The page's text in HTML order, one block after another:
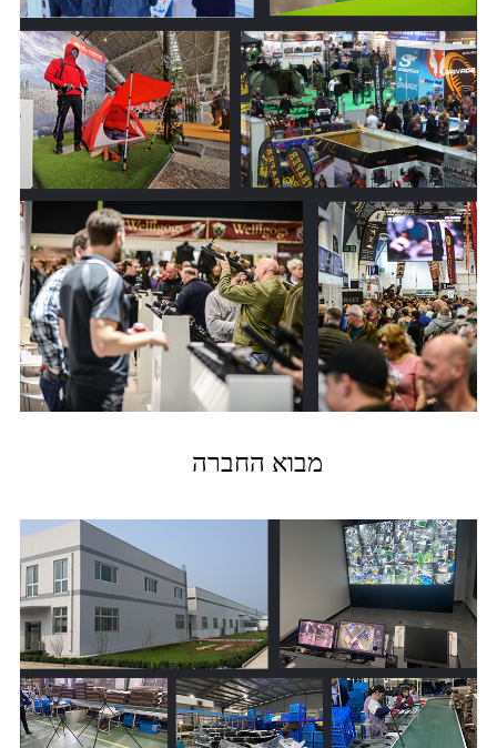
מבוא החברה